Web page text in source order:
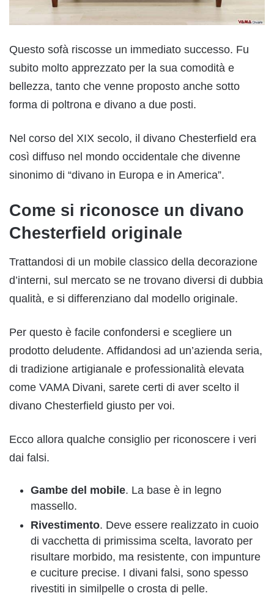
Questo sofà riscosse un immediato successo. Fu
subito molto apprezzato per la sua comodità e
bellezza, tanto che venne proposto anche sotto
forma di poltrona e divano a due posti.
Nel corso del XIX secolo, il divano Chesterfield era
così diffuso nel mondo occidentale che divenne
sinonimo di “divano in Europa e in America”.
Come si riconosce un divano
Chesterfield originale
Trattandosi di un mobile classico della decorazione
d’interni, sul mercato se ne trovano diversi di dubbia
qualità, e si differenziano dal modello originale.
Per questo è facile confondersi e scegliere un
prodotto deludente. Affidandosi ad un’azienda seria,
di tradizione artigianale e professionalità elevata
come VAMA Divani, sarete certi di aver scelto il
divano Chesterfield giusto per voi.
Ecco allora qualche consiglio per riconoscere i veri
dai falsi.
Gambe del mobile. La base è in legno
massello.
Rivestimento. Deve essere realizzato in cuoio
di vacchetta di primissima scelta, lavorato per
risultare morbido, ma resistente, con impunture
e cuciture precise. I divani falsi, sono spesso
rivestiti in similpelle o crosta di pelle.